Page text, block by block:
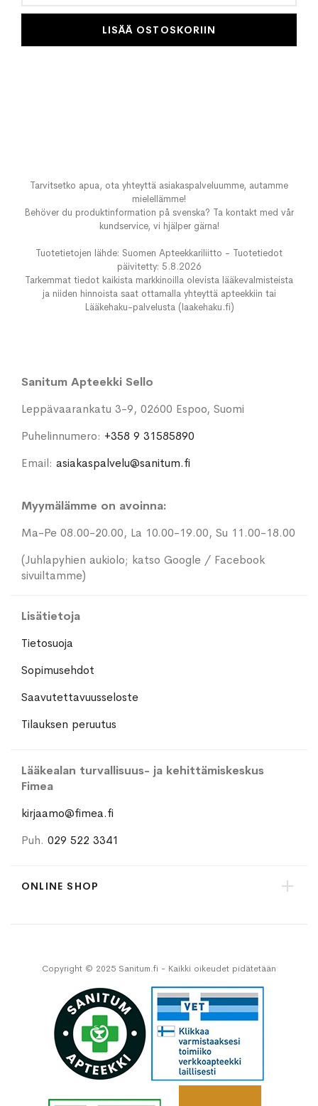
LISÄÄ OSTOSKORIIN
Tarvitsetko apua, ota yhteyttä asiakaspalveluumme, autamme
mielellämme!
Behöver du produktinformation på svenska? Ta kontakt med vår
kundservice, vi hjälper gärna!
Tuotetietojen lähde: Suomen Apteekkariliitto - Tuotetiedot
päivitetty: 5.8.2026
Tarkemmat tiedot kaikista markkinoilla olevista lääkevalmisteista
ja niiden hinnoista saat ottamalla yhteyttä apteekkiin tai
Lääkehaku-palvelusta (laakehaku.fi)
Sanitum Apteekki Sello
Leppävaarankatu 3-9, 02600 Espoo, Suomi
Puhelinnumero: +358 9 31585890
Email: asiakaspalvelu@sanitum.fi
Myymälämme on avoinna:
Ma-Pe 08.00-20.00, La 10.00-19.00, Su 11.00-18.00
(Juhlapyhien aukiolo; katso Google / Facebook
sivuiltamme)
Lisätietoja
Tietosuoja
Sopimusehdot
Saavutettavuusseloste
Tilauksen peruutus
Lääkealan turvallisuus- ja kehittämiskeskus
Fimea
kirjaamo@fimea.fi
Puh. 029 522 3341
ONLINE SHOP
Copyright © 2025 Sanitum.fi - Kaikki oikeudet pidätetään